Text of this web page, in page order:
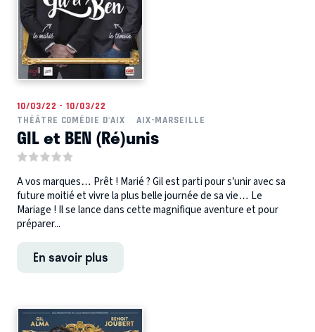
10/03/22 - 10/03/22
THÉÂTRE COMÉDIE D'AIX
AIX-MARSEILLE
GIL et BEN (Ré)unis
A vos marques… Prêt ! Marié ? Gil est parti pour s’unir avec sa
future moitié et vivre la plus belle journée de sa vie… Le
Mariage ! Il se lance dans cette magnifique aventure et pour
préparer...
En savoir plus